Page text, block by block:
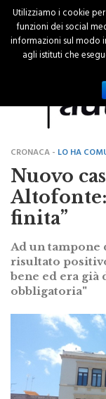
CRONACA -LO HA
Nuovo
Altofonte:
finita”
Ad un
risultato
bene ed era già
Utilizziamo i cookie
funzioni dei social
informazioni sul modo
agli istituti che